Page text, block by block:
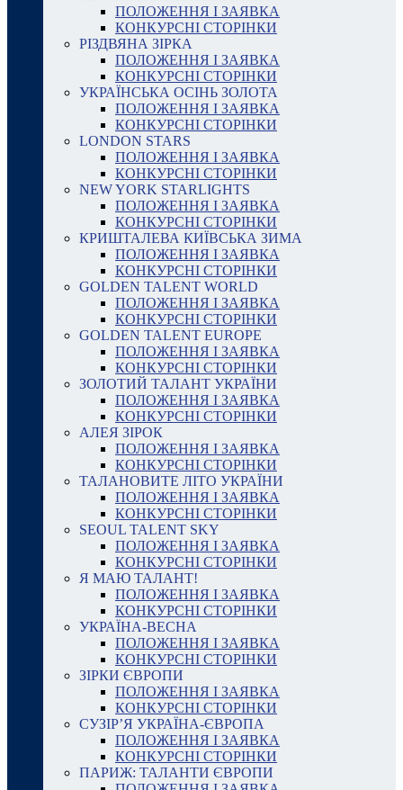
ПОЛОЖЕННЯ І ЗАЯВКА
КОНКУРСНІ СТОРІНКИ
РІЗДВЯНА ЗІРКА
ПОЛОЖЕННЯ І ЗАЯВКА
КОНКУРСНІ СТОРІНКИ
УКРАЇНСЬКА ОСІНЬ ЗОЛОТА
ПОЛОЖЕННЯ І ЗАЯВКА
КОНКУРСНІ СТОРІНКИ
LONDON STARS
ПОЛОЖЕННЯ І ЗАЯВКА
КОНКУРСНІ СТОРІНКИ
NEW YORK STARLIGHTS
ПОЛОЖЕННЯ І ЗАЯВКА
КОНКУРСНІ СТОРІНКИ
КРИШТАЛЕВА КИЇВСЬКА ЗИМА
ПОЛОЖЕННЯ І ЗАЯВКА
КОНКУРСНІ СТОРІНКИ
GOLDEN TALENT WORLD
ПОЛОЖЕННЯ І ЗАЯВКА
КОНКУРСНІ СТОРІНКИ
GOLDEN TALENT EUROPE
ПОЛОЖЕННЯ І ЗАЯВКА
КОНКУРСНІ СТОРІНКИ
ЗОЛОТИЙ ТАЛАНТ УКРАЇНИ
ПОЛОЖЕННЯ І ЗАЯВКА
КОНКУРСНІ СТОРІНКИ
АЛЕЯ ЗІРОК
ПОЛОЖЕННЯ І ЗАЯВКА
КОНКУРСНІ СТОРІНКИ
ТАЛАНОВИТЕ ЛІТО УКРАЇНИ
ПОЛОЖЕННЯ І ЗАЯВКА
КОНКУРСНІ СТОРІНКИ
SEOUL TALENT SKY
ПОЛОЖЕННЯ І ЗАЯВКА
КОНКУРСНІ СТОРІНКИ
Я МАЮ ТАЛАНТ!
ПОЛОЖЕННЯ І ЗАЯВКА
КОНКУРСНІ СТОРІНКИ
УКРАЇНА-ВЕСНА
ПОЛОЖЕННЯ І ЗАЯВКА
КОНКУРСНІ СТОРІНКИ
ЗІРКИ ЄВРОПИ
ПОЛОЖЕННЯ І ЗАЯВКА
КОНКУРСНІ СТОРІНКИ
СУЗІР’Я УКРАЇНА-ЄВРОПА
ПОЛОЖЕННЯ І ЗАЯВКА
КОНКУРСНІ СТОРІНКИ
ПАРИЖ: ТАЛАНТИ ЄВРОПИ